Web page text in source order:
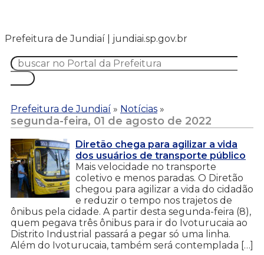
Prefeitura de Jundiaí | jundiai.sp.gov.br
Prefeitura de Jundiaí » Notícias »
segunda-feira, 01 de agosto de 2022
Diretão chega para agilizar a vida
dos usuários de transporte público
Mais velocidade no transporte
coletivo e menos paradas. O Diretão
chegou para agilizar a vida do cidadão
e reduzir o tempo nos trajetos de
ônibus pela cidade. A partir desta segunda-feira (8),
quem pegava três ônibus para ir do Ivoturucaia ao
Distrito Industrial passará a pegar só uma linha.
Além do Ivoturucaia, também será contemplada […]